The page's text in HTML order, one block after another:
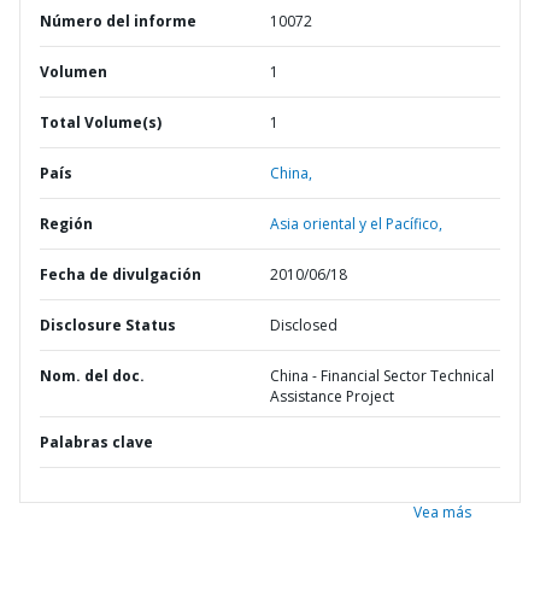
Número del informe 10072
Volumen 1
Total Volume(s) 1
País China,
Región Asia oriental y el Pacífico,
Fecha de divulgación 2010/06/18
Disclosure Status Disclosed
Nom. del doc.
China - Financial Sector Technical
Assistance Project
Palabras clave
Vea más